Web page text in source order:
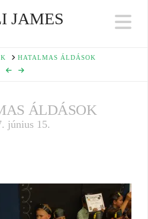
JAMES
HATALMAS ÁLDÁSOK
ÁLDÁSOK
június 15.